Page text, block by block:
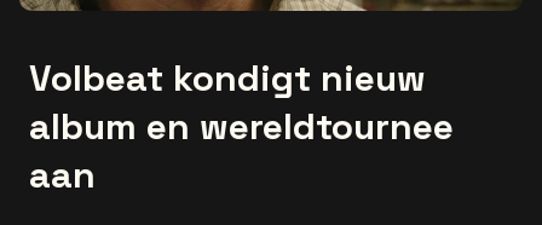
Volbeat kondigt nieuw
album en wereldtournee
aan